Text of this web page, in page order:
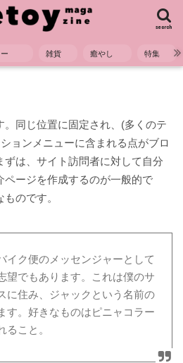
search
雑貨 癒やし 特集
。同じ位置に固定され、(多くのテ
ョンメニューに含まれる点がブロ
ずは、サイト訪問者に対して自分
ページを作成するのが一般的で
のです。
イク便のメッセンジャーとして
望でもあります。これは僕のサ
に住み、ジャックという名前の
す。好きなものはピニャコラー
ること。